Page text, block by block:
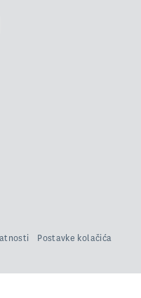
Postavke kolačića